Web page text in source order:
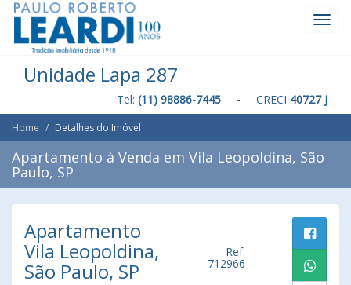
Unidade Lapa 287
Tel: (11) 98886-7445 - CRECI 40727 J
Home Detalhes do Imóvel
Apartamento à Venda em Vila Leopoldina, São
Paulo, SP
Apartamento
Vila Leopoldina,
São Paulo, SP
Ref:
712966